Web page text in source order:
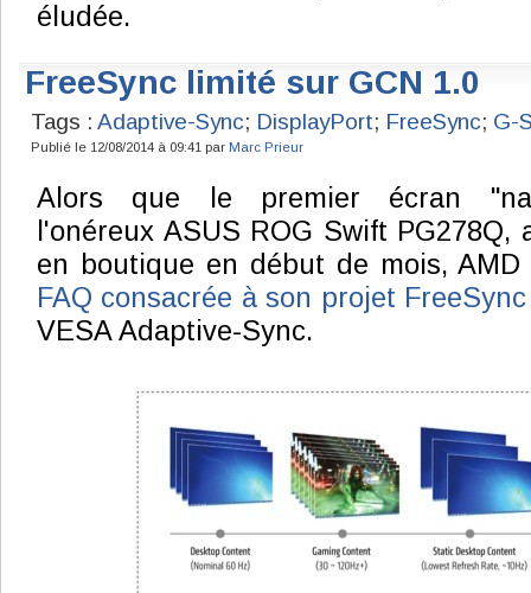
éludée.
FreeSync limité sur GCN 1.0
Tags : Adaptive-Sync; DisplayPort; FreeSync; G-
Publié le 12/08/2014 à 09:41 par Marc Prieur
Alors que le premier écran
l'onéreux ASUS ROG Swift
en boutique en début de mois,
FAQ consacrée à son projet
VESA Adaptive-Sync.